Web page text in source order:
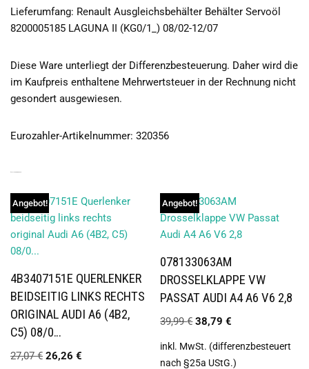
Lieferumfang: Renault Ausgleichsbehälter Behälter Servoöl
8200005185 LAGUNA II (KG0/1_) 08/02-12/07
Diese Ware unterliegt der Differenzbesteuerung. Daher wird die
im Kaufpreis enthaltene Mehrwertsteuer in der Rechnung nicht
gesondert ausgewiesen.
Eurozahler-Artikelnummer: 320356
Angebot!
4B3407151E QUERLENKER
BEIDSEITIG LINKS RECHTS
ORIGINAL AUDI A6 (4B2,
C5) 08/0…
27,07€ 26,26 €
Angebot!
078133063AM
DROSSELKLAPPE VW
PASSAT AUDI A4 A6 V6 2,8
39,99€ 38,79€
inkl. MwSt. (differenzbesteuert
nach §25a UStG.)